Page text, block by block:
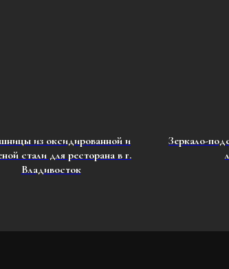
из оксидированной и
стали для ресторана в г.
Владивосток
Зеркало-